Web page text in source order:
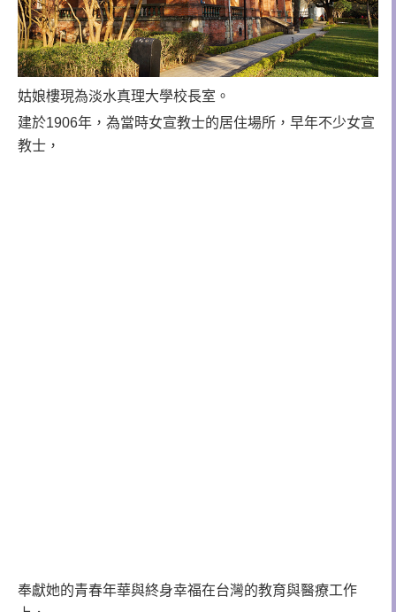
姑娘樓現為淡水真理大學校長室。
建於1906年，為當時女宣教士的居住場所，早年不少女宣
教士，
奉獻她的青春年華與終身幸福在台灣的教育與醫療工作